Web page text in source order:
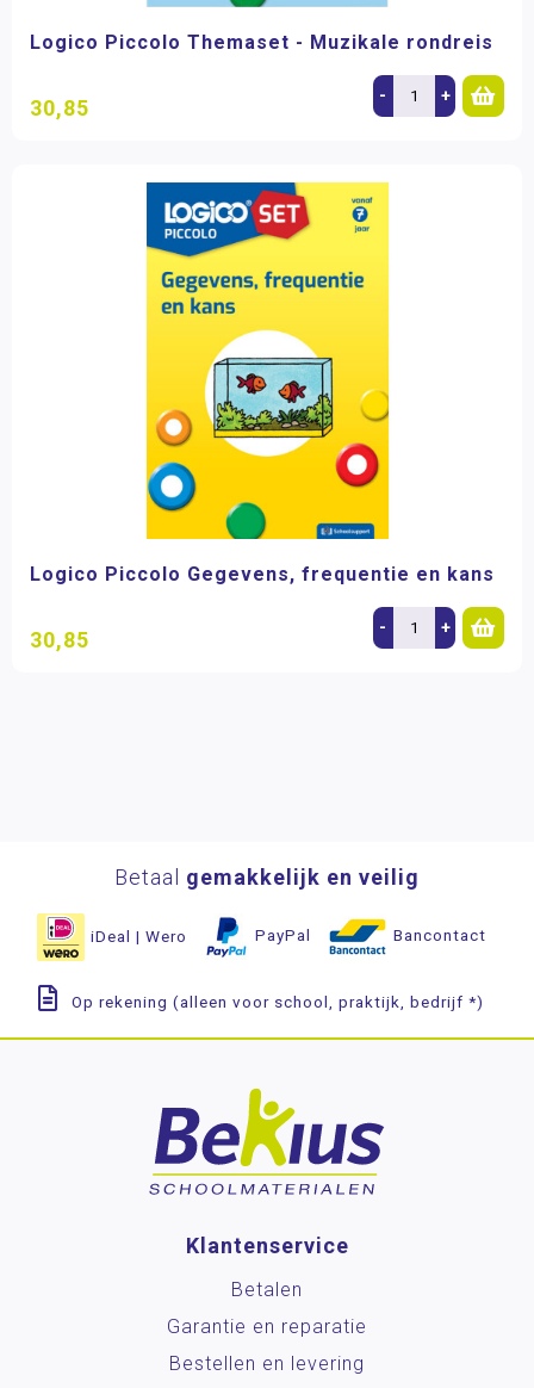
Logico Piccolo Themaset - Muzikale rondreis
30,85 - +
Logico Piccolo Gegevens, frequentie en kans
30,85 - +
Betaal gemakkelijk en veilig
iDeal | Wero PayPal Bancontact
Op rekening (alleen voor school, praktijk, bedrijf *)
Klantenservice
Betalen
Garantie en reparatie
Bestellen en levering